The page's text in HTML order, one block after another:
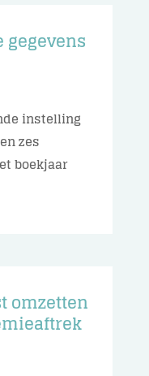
instelling
zes
boekjaar
omzetten